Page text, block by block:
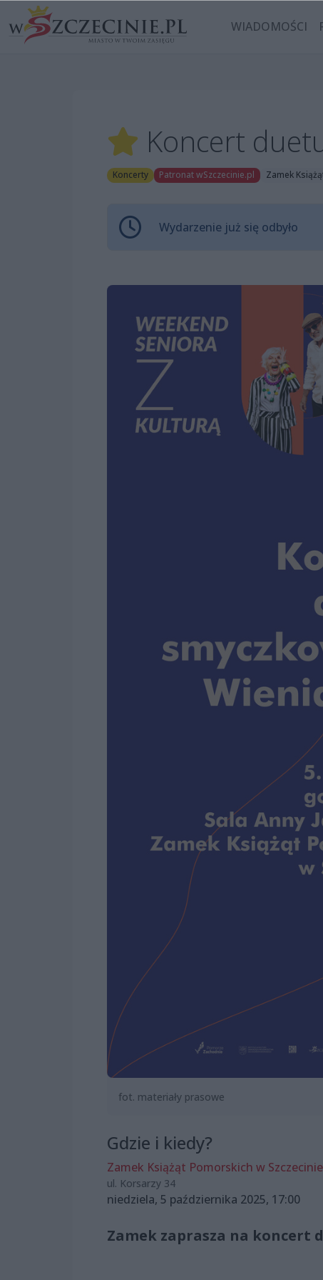
WIADOMOŚCI
Koncert
Koncerty Patronat wSzczecinie.pl Zamek
Wydarzenie już się odbyło
fot. materiały prasowe
Gdzie i kiedy?
Zamek Książąt Pomorskich w Szczecinie
ul. Korsarzy 34
niedziela, 5 października 2025, 17:00
Zamek zaprasza na koncert